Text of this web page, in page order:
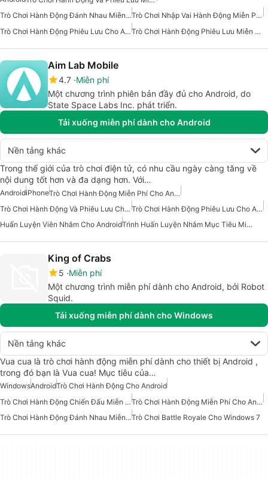
Trò Chơi Hành Động Đánh Nhau Miễn Phí Cho Android
Trò Chơi Nhập Vai Hành Động Miễn Phí Cho Android
Trò Chơi Hành Động Phiêu Lưu Cho Android
Trò Chơi Hành Động Phiêu Lưu Miễn Phí Cho Android
Aim Lab Mobile
4.7 Miễn phí
Một chương trình phiên bản đầy đủ cho Android, do
State Space Labs Inc. phát triển.
Tải xuống miễn phí dành cho Android
Nền tảng khác
Trong thế giới của trò chơi điện tử, có nhu cầu ngày càng tăng về
nội dung tốt hơn và đa dạng hơn. Với…
AndroidiPhone
Trò Chơi Hành Động Miễn Phí Cho Android
Trò Chơi Hành Động Và Phiêu Lưu Cho Android
Trò Chơi Hành Động Phiêu Lưu Cho Android
Huấn Luyện Viên Nhắm Cho Android
Trình Huấn Luyện Nhắm Mục Tiêu Miễn Phí Cho Android
King of Crabs
5 Miễn phí
Một chương trình miễn phí dành cho Android, bởi Robot
Squid.
Tải xuống miễn phí dành cho Windows
Nền tảng khác
Vua cua là trò chơi hành động miễn phí dành cho thiết bị Android ,
trong đó bạn là Vua cua! Mục tiêu của…
WindowsAndroidTrò Chơi Hành Động Cho Android
Trò Chơi Hành Động Chiến Đấu Miễn Phí Cho Android
Trò Chơi Hành Động Miễn Phí Cho Android
Trò Chơi Hành Động Đánh Nhau Miễn Phí Cho AndroidTrò Chơi Battle Royale Cho Windows 7